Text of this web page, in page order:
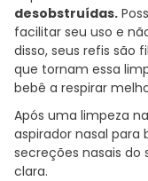
desobstruídas.
facilitar seu uso e
disso, seus refis são
que tornam essa
bebê a respirar
Após uma limpeza
aspirador nasal para
secreções nasais do
clara.